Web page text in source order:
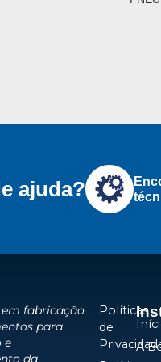
ajuda?
fabricação
para
e
da
Políticas
de
A